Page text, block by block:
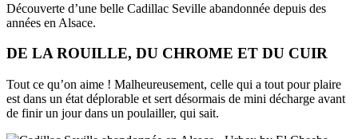
Découverte d’une belle Cadillac Seville abandonnée depuis des
années en Alsace.
DE LA ROUILLE, DU CHROME ET DU CUIR
Tout ce qu’on aime ! Malheureusement, celle qui a tout pour plaire
est dans un état déplorable et sert désormais de mini décharge avant
de finir un jour dans un poulailler, qui sait.